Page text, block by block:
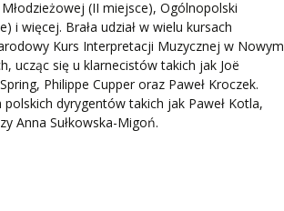
(II miejsce), Ogólnopolski
i więcej. Brała udział w wielu kursach
Kurs Interpretacji Muzycznej w Nowym
ucząc się u klarnecistów takich jak Joë
Philippe Cupper oraz Paweł Kroczek.
dyrygentów takich jak Paweł Kotla,
Anna Sułkowska-Migoń.